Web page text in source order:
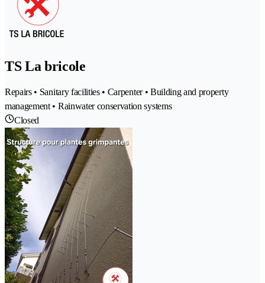
TS La bricole
Repairs • Sanitary facilities • Carpenter • Building and property
management • Rainwater conservation systems
Closed